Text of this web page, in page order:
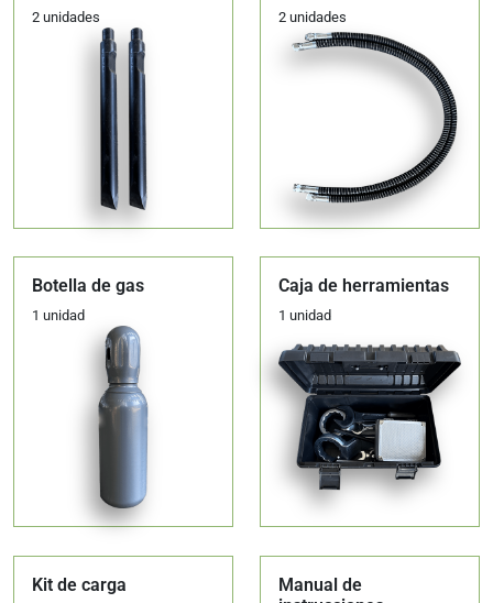
2 unidades 2 unidades
Botella de gas
1 unidad
Caja de herramientas
1 unidad
Kit de carga
Manual de